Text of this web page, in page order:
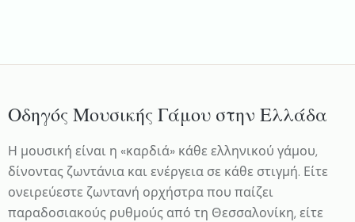
Οδηγός Μουσικής Γάμου στην Ελλάδα
Η μουσική είναι η «καρδιά» κάθε ελληνικού γάμου,
δίνοντας ζωντάνια και ενέργεια σε κάθε στιγμή. Είτε
ονειρεύεστε ζωντανή ορχήστρα που παίζει
παραδοσιακούς ρυθμούς από τη Θεσσαλονίκη, είτε